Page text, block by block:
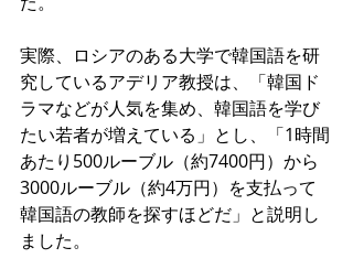
実際、ロシアのある大学で韓国語を研
究しているアデリア教授は、「韓国ド
ラマなどが人気を集め、韓国語を学び
たい若者が増えている」とし、「1時間
あたり500ルーブル（約7400円）から
3000ルーブル（約4万円）を支払って
韓国語の教師を探すほどだ」と説明し
ました。